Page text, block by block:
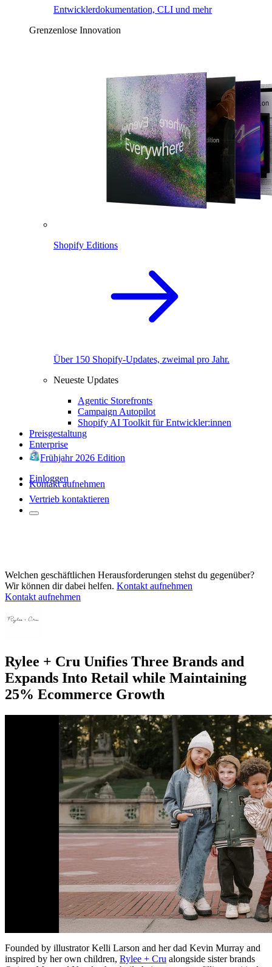
Entwicklerdokumentation, CLI und mehr
Grenzenlose Innovation
Shopify Editions
Über 150 Shopify-Updates, zweimal pro Jahr.
Neueste Updates
Agentic Storefronts
Campaign Autopilot
Shopify AI Toolkit für Entwickler:innen
Preisgestaltung
Enterprise
Frühjahr 2026 Edition
Einloggen
Kontakt aufnehmen
Vertrieb kontaktieren
Welchen geschäftlichen Herausforderungen stehst du gegenüber?
Wir können dir dabei helfen. Kontakt aufnehmen
Kontakt aufnehmen
Rylee + Cru Unifies Three Brands and
Expands Into Retail while Maintaining
25% Ecommerce Growth
Founded by illustrator Kelli Larson and her dad Kevin Murray and
inspired by her own children, Rylee + Cru alongside sister brands